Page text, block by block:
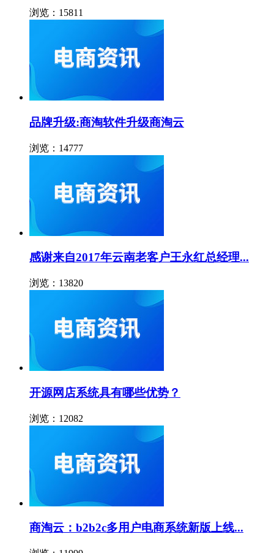
浏览：15811
品牌升级:商淘软件升级商淘云
浏览：14777
感谢来自2017年云南老客户王永红总经理...
浏览：13820
开源网店系统具有哪些优势？
浏览：12082
商淘云：b2b2c多用户电商系统新版上线...